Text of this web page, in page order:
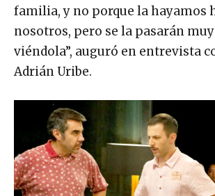
familia, y no porque la hayamos
nosotros, pero se la pasarán
viéndola”, auguró en entrevista
Adrián Uribe.